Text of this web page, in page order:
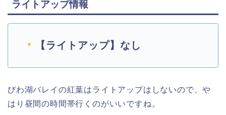
ライトアップ情報
【ライトアップ】なし
びわ湖バレイの紅葉はライトアップはしないので、や
はり昼間の時間帯行くのがいいですね。